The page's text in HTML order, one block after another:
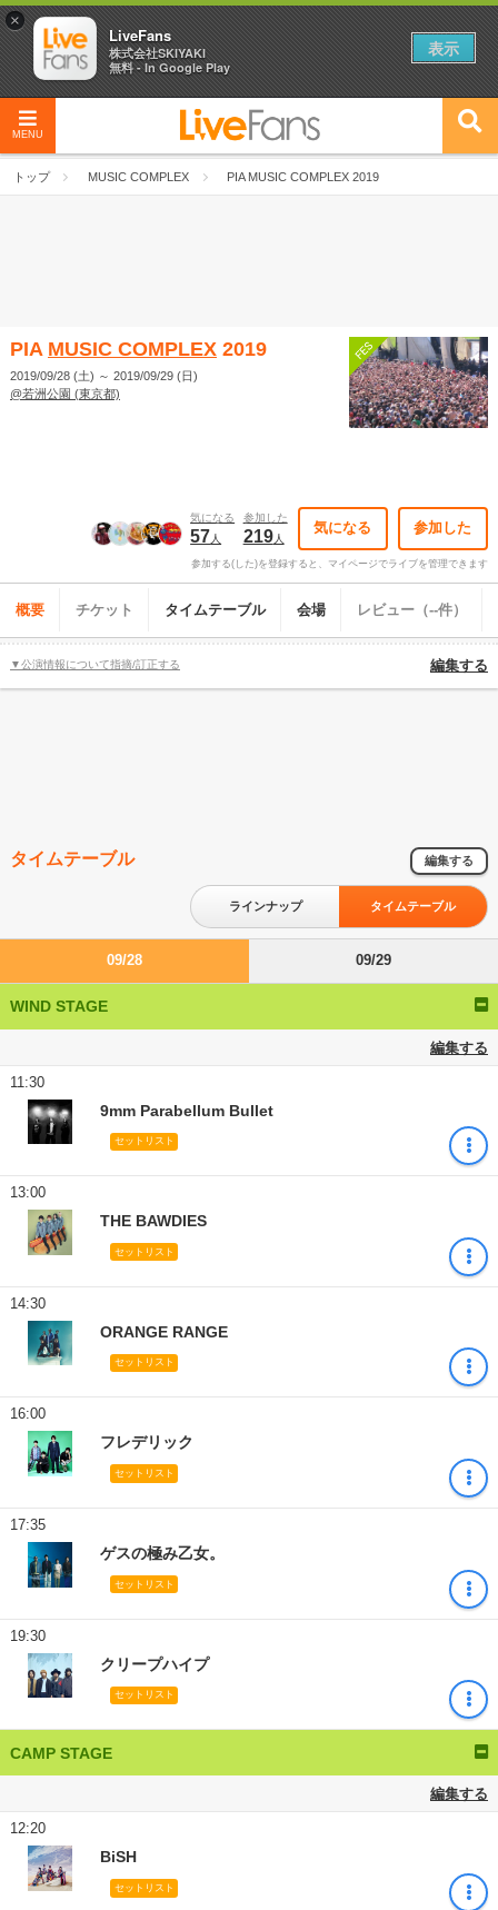
MENU
トップ MUSIC COMPLEX PIA MUSIC COMPLEX 2019
PIA MUSIC COMPLEX 2019
2019/09/28 (土) ～ 2019/09/29 (日)
@若洲公園 (東京都)
気になる
57人
参加した
219人
気になる 参加した
参加する(した)を登録すると、マイページでライブを管理できます
概要 チケット タイムテーブル 会場 レビュー（--件）
▼公演情報について指摘/訂正する 編集する
タイムテーブル 編集する
ラインナップ タイムテーブル
09/28 09/29
WIND STAGE
編集する
11:30
9mm Parabellum Bullet
セットリスト
13:00
THE BAWDIES
セットリスト
14:30
ORANGE RANGE
セットリスト
16:00
フレデリック
セットリスト
17:35
ゲスの極み乙女。
セットリスト
19:30
クリープハイプ
セットリスト
CAMP STAGE
編集する
12:20
BiSH
セットリスト
×
LiveFans
株式会社SKIYAKI
無料 - In Google Play
表示